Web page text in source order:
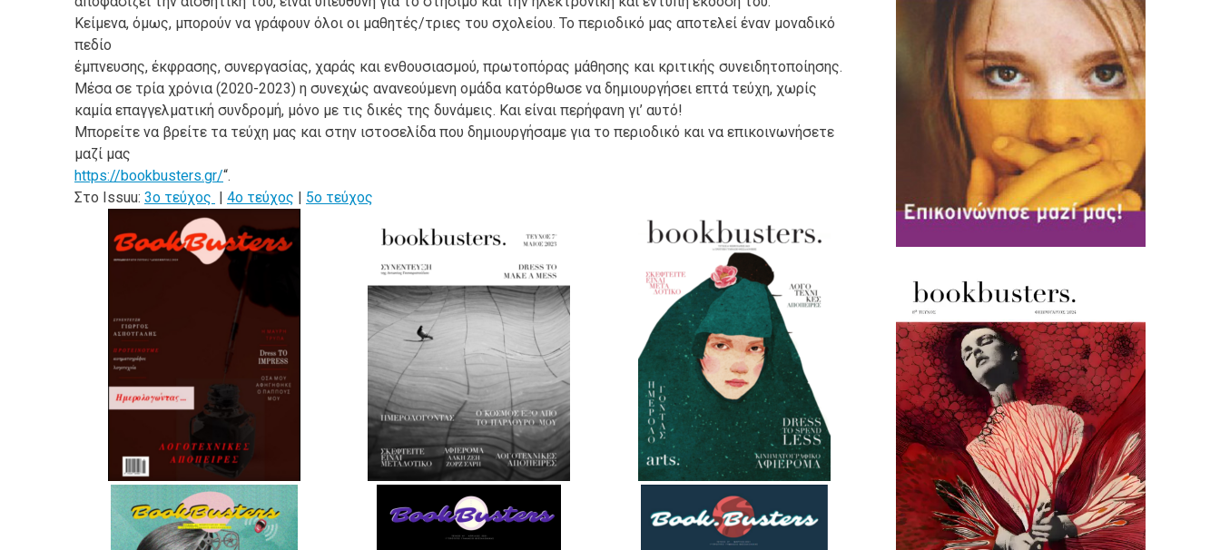
Κείμενα, όμως, μπορούν να γράφουν όλοι οι μαθητές/τριες του σχολείου. Το περιοδικό μας αποτελεί έναν μοναδικό
πεδίο
έμπνευσης, έκφρασης, συνεργασίας, χαράς και ενθουσιασμού, πρωτοπόρας μάθησης και κριτικής συνειδητοποίησης.
Μέσα σε τρία χρόνια (2020-2023) η συνεχώς ανανεούμενη ομάδα κατόρθωσε να δημιουργήσει επτά τεύχη, χωρίς
καμία επαγγελματική συνδρομή, μόνο με τις δικές της δυνάμεις. Και είναι περήφανη γι’ αυτό!
Μπορείτε να βρείτε τα τεύχη μας και στην ιστοσελίδα που δημιουργήσαμε για το περιοδικό και να επικοινωνήσετε
μαζί μας
https://bookbusters.gr/“.
Στο Ιssuu: 3o τεύχος | 4ο τεύχος | 5o τεύχος